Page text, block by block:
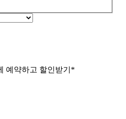
예약하고 할인받기*